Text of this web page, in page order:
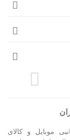
موبایل و کالای